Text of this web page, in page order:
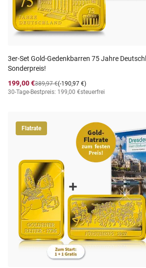
3er-Set Gold-Gedenkbarren 75 Jahre
Sonderpreis!
199,00 €
(-190,97 €)
389,97 €
30-Tage-Bestpreis: 199,00 €steuerfrei
Flatrate